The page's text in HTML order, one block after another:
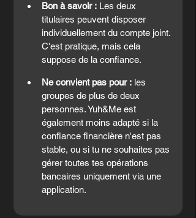
Bon à savoir : Les deux
titulaires peuvent disposer
individuellement du compte joint.
C'est pratique, mais cela
suppose de la confiance.
Ne convient pas pour : les
groupes de plus de deux
personnes. Yuh&Me est
également moins adapté si la
confiance financière n'est pas
stable, ou si tu ne souhaites pas
gérer toutes tes opérations
bancaires uniquement via une
application.